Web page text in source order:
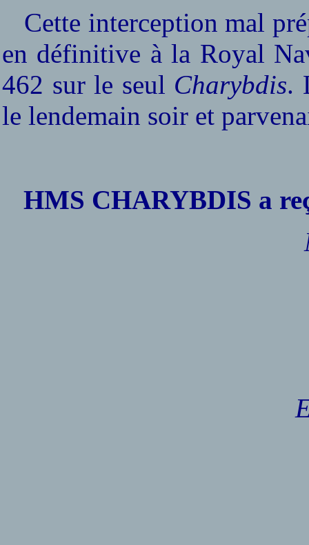
Cette interception mal
en définitive à la Royal
462 sur le seul Charybdis.
le lendemain soir et
HMS CHARYBDIS a